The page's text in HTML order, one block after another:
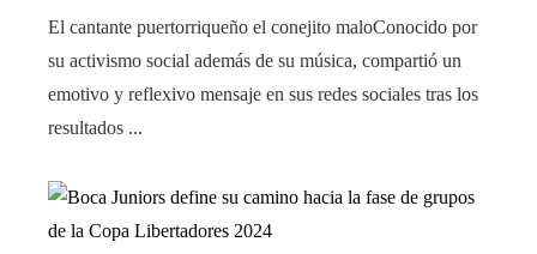
El cantante puertorriqueño el conejito maloConocido por
su activismo social además de su música, compartió un
emotivo y reflexivo mensaje en sus redes sociales tras los
resultados ...